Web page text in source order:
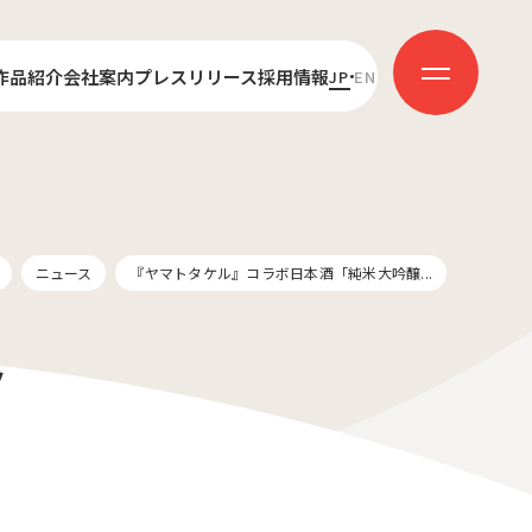
品紹介会社案内プレスリリース採用情報JP EN
ニュース 『ヤマトタケル』コラボ日本酒「純米大吟醸...